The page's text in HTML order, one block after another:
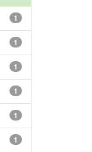
1
1
1
1
1
1